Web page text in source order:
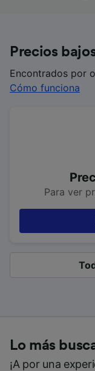
Precios
Encontrados por
Cómo funciona
Para ver
Lo más
¡A por una